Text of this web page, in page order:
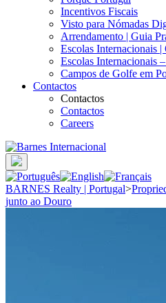
Incentivos Fiscais
Visto para Nómadas
Arrendamento | Guia
Escolas Internacionais |
Escolas Internacionais
Campos de Golfe em
Contactos
Contactos
Contactos
Careers
BARNES Realty | Portugal>
junto ao Douro